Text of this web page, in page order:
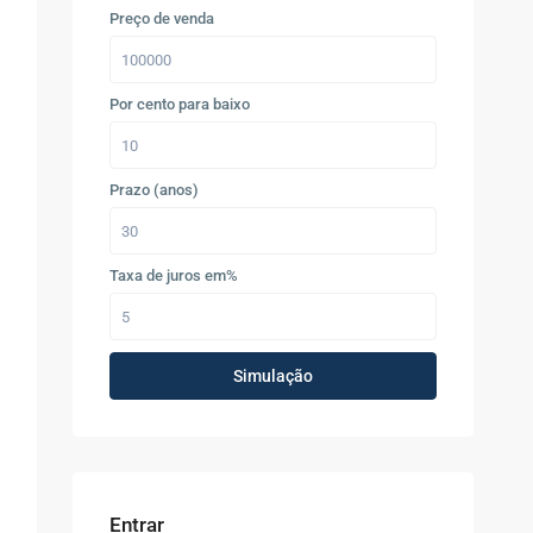
Preço de venda
Por cento para baixo
Prazo (anos)
Taxa de juros em%
Simulação
Entrar